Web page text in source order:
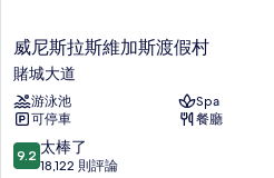
威
尼
斯
拉
斯
維
加
威尼斯拉斯維加斯渡假村
賭城大道
游泳池
Spa
可停車
餐廳
9.2
分，
9.2 太棒了
18,122 則評論